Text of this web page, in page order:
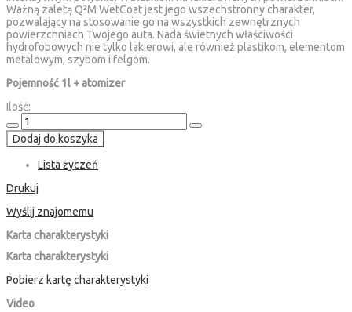
Ważną zaletą Q²M WetCoat jest jego wszechstronny charakter,
pozwalający na stosowanie go na wszystkich zewnętrznych
powierzchniach Twojego auta. Nada świetnych właściwości
hydrofobowych nie tylko lakierowi, ale również plastikom, elementom
metalowym, szybom i felgom.
Pojemność 1l + atomizer
Ilość:
Dodaj do koszyka
Lista życzeń
Drukuj
Wyślij znajomemu
Karta charakterystyki
Karta charakterystyki
Pobierz kartę charakterystyki
Video